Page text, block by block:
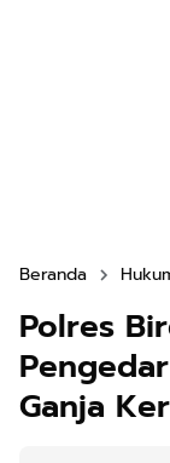
Beranda
Polres
Ganja